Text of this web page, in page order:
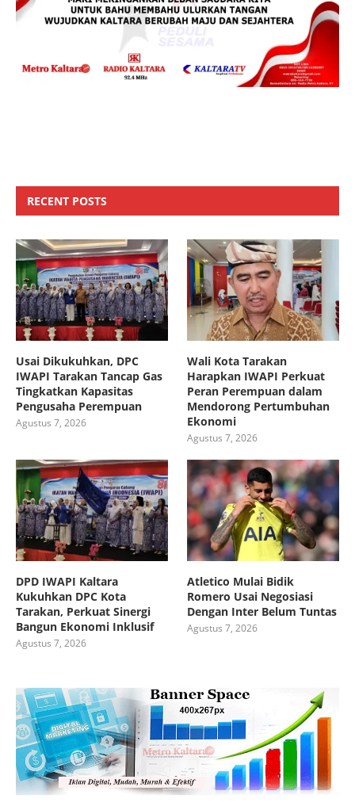
RECENT POSTS
Usai Dikukuhkan, DPC
IWAPI Tarakan Tancap Gas
Tingkatkan Kapasitas
Pengusaha Perempuan
Agustus 7, 2026
Wali Kota Tarakan
Harapkan IWAPI Perkuat
Peran Perempuan dalam
Mendorong Pertumbuhan
Ekonomi
Agustus 7, 2026
DPD IWAPI Kaltara
Kukuhkan DPC Kota
Tarakan, Perkuat Sinergi
Bangun Ekonomi Inklusif
Agustus 7, 2026
Atletico Mulai Bidik
Romero Usai Negosiasi
Dengan Inter Belum Tuntas
Agustus 7, 2026